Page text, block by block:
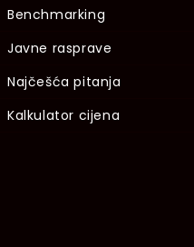
Benchmarking
Javne rasprave
Najčešća pitanja
Kalkulator cijena